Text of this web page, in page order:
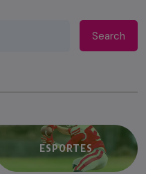
Search
ESPORTES